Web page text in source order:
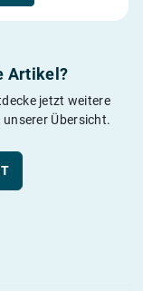
Artikel?
jetzt weitere
Übersicht.